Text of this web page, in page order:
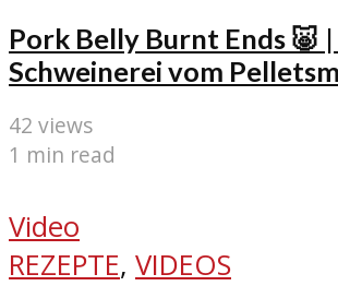
Pork Belly Burnt Ends 🐷
Schweinerei vom
42 views
1 min read
Video
REZEPTE, VIDEOS